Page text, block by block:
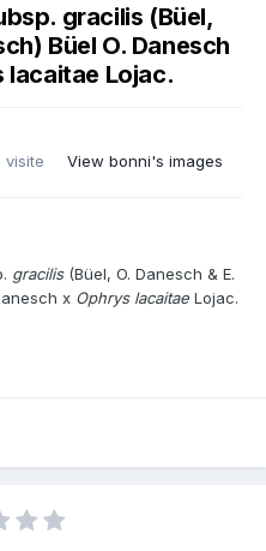
gracilis (Büel,
Büel O. Danesch
lacaitae Lojac.
visite View bonni's images
gracilis (Büel, O. Danesch & E.
x Ophrys lacaitae Lojac.